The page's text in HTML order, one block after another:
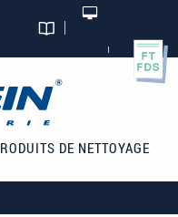
MARCHAND
DE NETTOYAGE